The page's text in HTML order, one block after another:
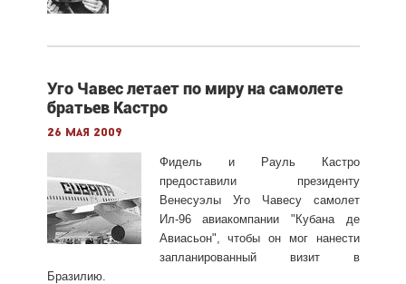
Уго Чавес летает по миру на самолете
братьев Кастро
26 мая 2009
Фидель и Рауль Кастро
предоставили президенту
Венесуэлы Уго Чавесу самолет
Ил-96 авиакомпании "Кубана де
Авиасьон", чтобы он мог нанести
запланированный визит в
Бразилию.